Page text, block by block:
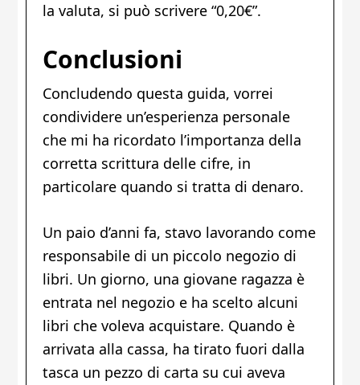
la valuta, si può scrivere “0,20€”.
Conclusioni
Concludendo questa guida, vorrei
condividere un’esperienza personale
che mi ha ricordato l’importanza della
corretta scrittura delle cifre, in
particolare quando si tratta di denaro.
Un paio d’anni fa, stavo lavorando come
responsabile di un piccolo negozio di
libri. Un giorno, una giovane ragazza è
entrata nel negozio e ha scelto alcuni
libri che voleva acquistare. Quando è
arrivata alla cassa, ha tirato fuori dalla
tasca un pezzo di carta su cui aveva